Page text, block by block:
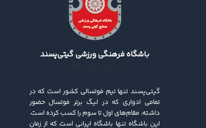
باشگاه فرهنگی ورزشی گیتی‌پسند
گیتی‌پسند تنها تیم فوتسالی کشور است که در
تمامی ادواری که در لیگ برتر فوتسال حضور
داشته، مقام‌های اول تا سوم را کسب کرده ‌است.
این باشگاه تنها باشگاه ایرانی است که از زمان